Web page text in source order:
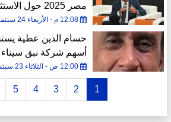
مصر 2025 حول
الذكية والمستدامة
12:08 م - الأربعاء 24 سبتمبر 2025
أسهم شركة نبق سيناء
12:00 ص - الثلاثاء 23 سبتمبر 2025
1
2
3
4
5